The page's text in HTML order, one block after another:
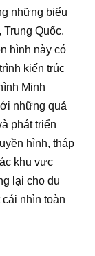
những biểu
Quốc.
hình này có
kiến trúc
Minh
những quả
phát triển
hình, tháp
khu vực
lại cho du
cái nhìn toàn